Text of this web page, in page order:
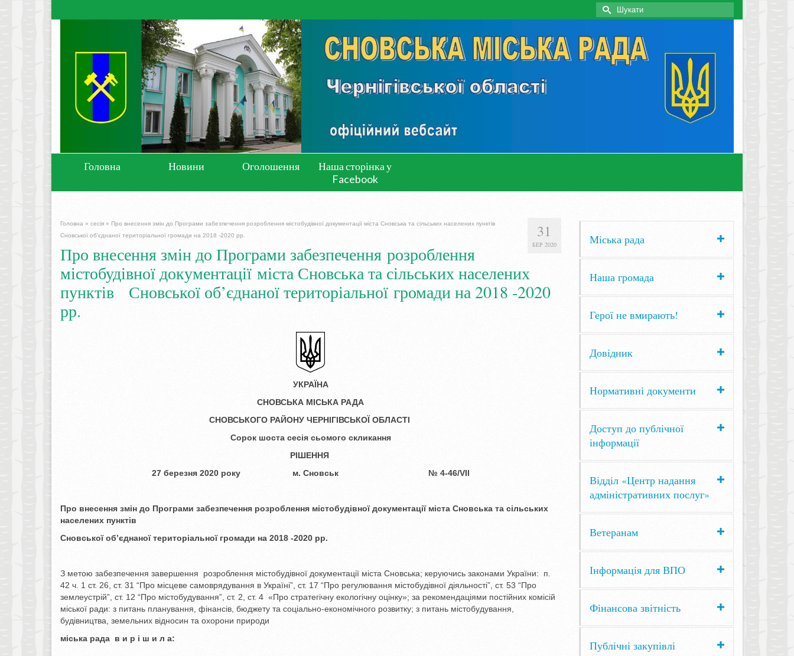
Search
for:
Головна Новини Оголошення
Наша сторінка у
Facebook
31
БЕР 2020
Головна » сесія » Про внесення змін до Програми забезпечення розроблення містобудівної документації міста Сновська та сільських населених пунктів
Сновської об’єднаної територіальної громади на 2018 -2020 рр.
Про внесення змін до Програми забезпечення розроблення
містобудівної документації міста Сновська та сільських населених
пунктів Сновської об’єднаної територіальної громади на 2018 -2020
рр.
УКРАЇНА
СНОВСЬКА МІСЬКА РАДА
СНОВСЬКОГО РАЙОНУ ЧЕРНІГІВСЬКОЇ ОБЛАСТІ
Сорок шоста сесія сьомого скликання
РІШЕННЯ
27 березня 2020 року м. Сновськ № 4-46/VІІ
Про внесення змін до Програми забезпечення розроблення містобудівної документації міста Сновська та сільських
населених пунктів
Сновської об’єднаної територіальної громади на 2018 -2020 рр.
З метою забезпечення завершення розроблення містобудівної документації міста Сновська; керуючись законами України: п.
42 ч. 1 ст. 26, ст. 31 “Про місцеве самоврядування в Україні”, ст. 17 “Про регулювання містобудівної діяльності”, ст. 53 “Про
землеустрій”, ст. 12 “Про містобудування”, ст. 2, ст. 4 «Про стратегічну екологічну оцінку»; за рекомендаціями постійних комісій
міської ради: з питань планування, фінансів, бюджету та соціально-економічного розвитку; з питань містобудування,
будівництва, земельних відносин та охорони природи
міська рада в и р і ш и л а:
Міська рада
Наша громада
Герої не вмирають!
Довідник
Нормативні документи
Доступ до публічної
інформації
Відділ «Центр надання
адміністративних послуг»
Ветеранам
Інформація для ВПО
Фінансова звітність
Публічні закупівлі